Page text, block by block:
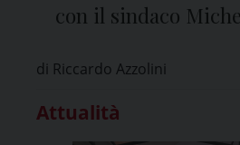
con il sindaco
di Riccardo Azzolini
Attualità